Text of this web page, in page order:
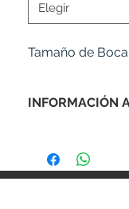
Elegir
Tamaño de Boca:
INFORMACIÓN
Pedido mínimo:
Tiempo de